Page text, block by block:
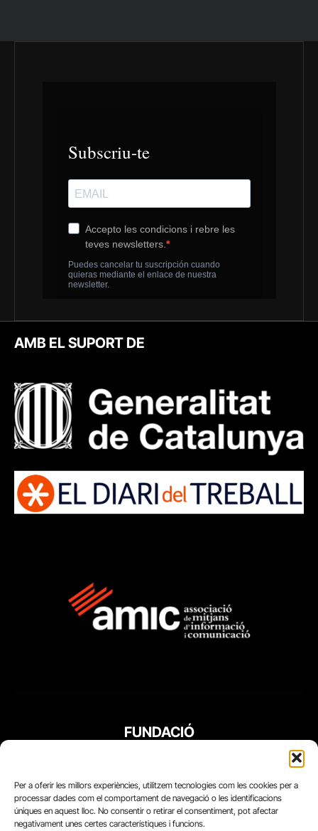
Per a oferir les millors experiències, utilitzem tecnologies com les cookies per a
processar dades com el comportament de navegació o les identificacions
úniques en aquest lloc. No consentir o retirar el consentiment, pot afectar
negativament unes certes característiques i funcions.
AMB EL SUPORT DE
FUNDACIÓ